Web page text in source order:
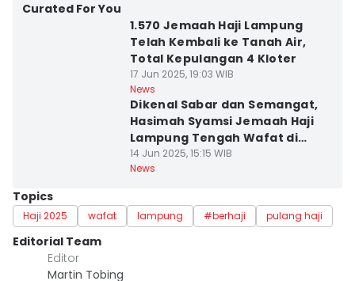
Curated For You
1.570 Jemaah Haji Lampung
Telah Kembali ke Tanah Air,
Total Kepulangan 4 Kloter
17 Jun 2025, 19:03 WIB
News
Dikenal Sabar dan Semangat,
Hasimah Syamsi Jemaah Haji
Lampung Tengah Wafat di
Mekkah
14 Jun 2025, 15:15 WIB
News
Topics
Haji 2025 wafat lampung #berhaji pulang haji
Editorial Team
Editor
Martin Tobing